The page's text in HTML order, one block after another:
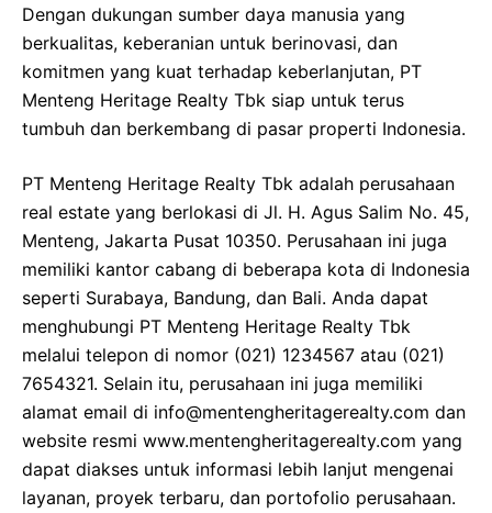
Dengan dukungan sumber daya manusia yang
berkualitas, keberanian untuk berinovasi, dan
komitmen yang kuat terhadap keberlanjutan, PT
Menteng Heritage Realty Tbk siap untuk terus
tumbuh dan berkembang di pasar properti Indonesia.
PT Menteng Heritage Realty Tbk adalah perusahaan
real estate yang berlokasi di Jl. H. Agus Salim No. 45,
Menteng, Jakarta Pusat 10350. Perusahaan ini juga
memiliki kantor cabang di beberapa kota di Indonesia
seperti Surabaya, Bandung, dan Bali. Anda dapat
menghubungi PT Menteng Heritage Realty Tbk
melalui telepon di nomor (021) 1234567 atau (021)
7654321. Selain itu, perusahaan ini juga memiliki
alamat email di info@mentengheritagerealty.com dan
website resmi www.mentengheritagerealty.com yang
dapat diakses untuk informasi lebih lanjut mengenai
layanan, proyek terbaru, dan portofolio perusahaan.